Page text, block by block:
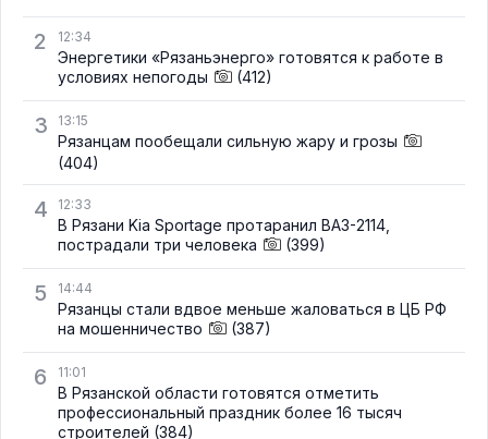
2 12:34
Энергетики «Рязаньэнерго» готовятся к работе в
условиях непогоды
(412)
3 13:15
Рязанцам пообещали сильную жару и грозы
(404)
4 12:33
В Рязани Kia Sportage протаранил ВАЗ-2114,
пострадали три человека
(399)
5 14:44
Рязанцы стали вдвое меньше жаловаться в ЦБ РФ
на мошенничество
(387)
6 11:01
В Рязанской области готовятся отметить
профессиональный праздник более 16 тысяч
строителей (384)